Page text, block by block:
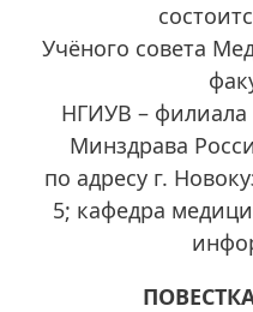
Учёного совета
НГИУВ –
Минздрава
по адресу г.
5; кафедра